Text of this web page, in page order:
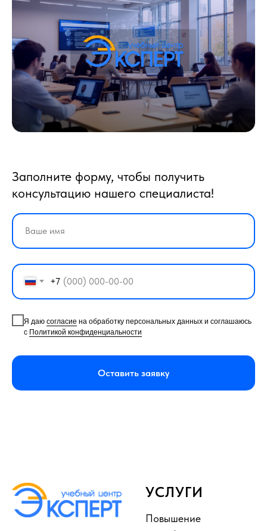
Заполните форму, чтобы получить
консультацию нашего специалиста!
+7
Я даю согласие на обработку персональных данных и соглашаюсь
с Политикой конфиденциальности
Оставить заявку
УСЛУГИ
Повышение